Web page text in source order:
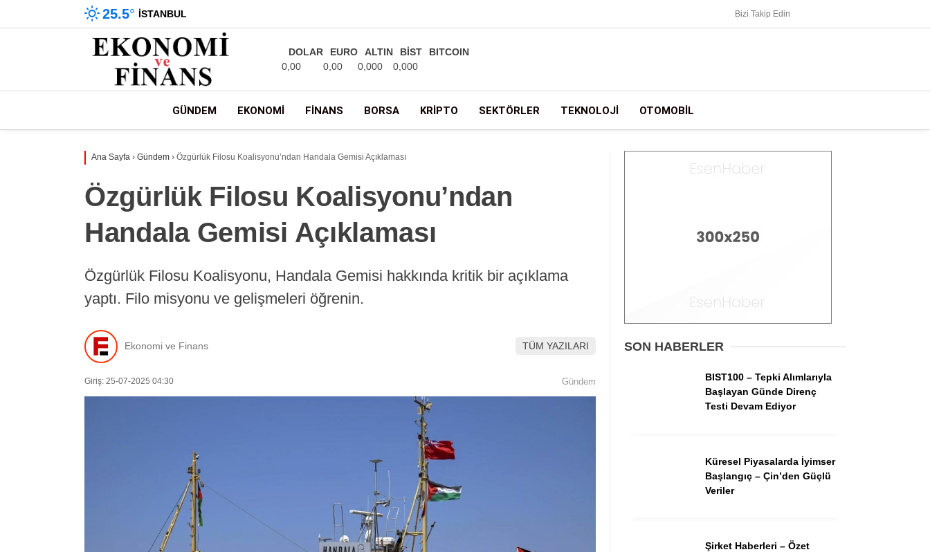
Gündem
Ekonomi
Borsa
Spor
Kripto
25.5° İSTANBUL Bizi Takip Edin
DOLAR
0,00
EURO
0,00
ALTIN
0,000
BİST
0,000
BITCOIN
GÜNDEM EKONOMI FINANS BORSA KRIPTO SEKTÖRLER TEKNOLOJI OTOMOBIL
Ana Sayfa › Gündem › Özgürlük Filosu Koalisyonu’ndan Handala Gemisi Açıklaması
Özgürlük Filosu Koalisyonu’ndan
Handala Gemisi Açıklaması
Özgürlük Filosu Koalisyonu, Handala Gemisi hakkında kritik bir açıklama
yaptı. Filo misyonu ve gelişmeleri öğrenin.
Ekonomi ve Finans TÜM YAZILARI
Giriş: 25-07-2025 04:30 Gündem
SON HABERLER
BIST100 – Tepki Alımlarıyla
Başlayan Günde Direnç
Testi Devam Ediyor
Küresel Piyasalarda İyimser
Başlangıç – Çin’den Güçlü
Veriler
Şirket Haberleri – Özet